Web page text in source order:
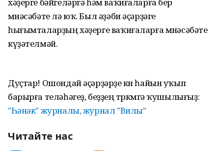
мөнәсәбәте лә юҡ. Был әҙәби әҫәрҙәге
һығымталарҙың хәҙерге ваҡиғаларға мөнәсәбәте
күҙәтелмәй.
Дуҫтар! Ошондай әҫәрҙәрҙе көн һайын уҡып
барырға теләһәгеҙ, беҙҙең төркөмгә ҡушылығыҙ:
"Һәнәк" журналы, журнал "Вилы"
Читайте нас